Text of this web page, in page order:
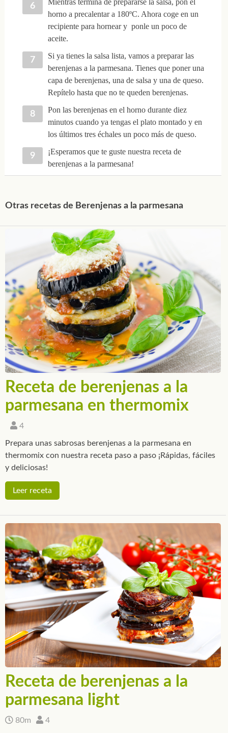
Mientras termina de prepararse la salsa, pon el
horno a precalentar a 180ºC. Ahora coge en un
recipiente para hornear y ponle un poco de
aceite.
Si ya tienes la salsa lista, vamos a preparar las
berenjenas a la parmesana. Tienes que poner una
capa de berenjenas, una de salsa y una de queso.
Repítelo hasta que no te queden berenjenas.
Pon las berenjenas en el horno durante diez
minutos cuando ya tengas el plato montado y en
los últimos tres échales un poco más de queso.
¡Esperamos que te guste nuestra receta de
berenjenas a la parmesana!
Otras recetas de Berenjenas a la parmesana
Receta de berenjenas a la
parmesana en thermomix
4
Prepara unas sabrosas berenjenas a la parmesana en
thermomix con nuestra receta paso a paso ¡Rápidas, fáciles
y deliciosas!
Leer receta
Receta de berenjenas a la
parmesana light
80m 4